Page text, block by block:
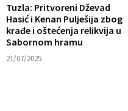
Tuzla: Pritvoreni Dževad
Hasić i Kenan Pulješija zbog
krađe i oštećenja relikvija u
Sabornom hramu
21/07/2025